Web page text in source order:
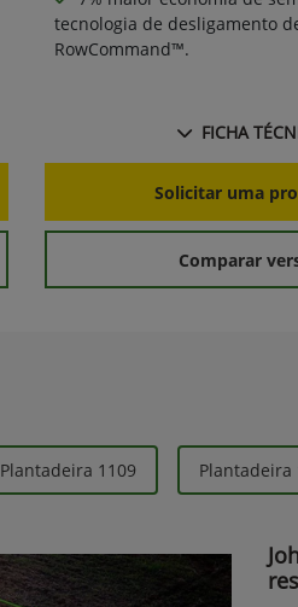
tecnologia de desligamento
RowCommand™.
FICHA
Solicitar uma
Comparar
Plantadeira 1109 Plantadeira